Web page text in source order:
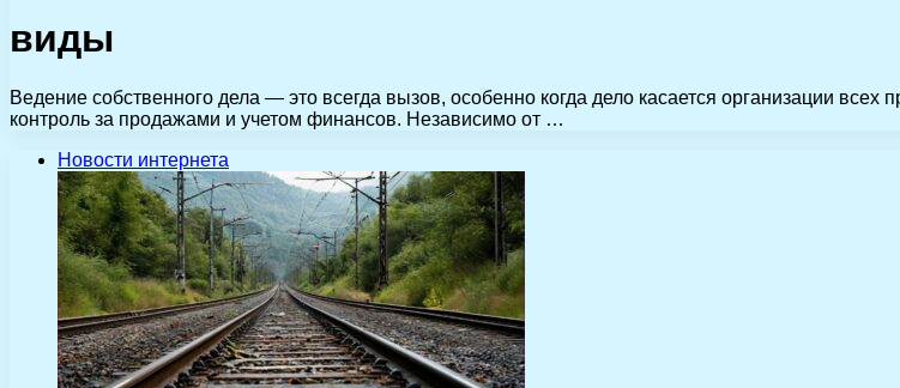
виды
Ведение собственного дела — это всегда вызов, особенно когда дело касается организации
контроль за продажами и учетом финансов. Независимо от …
Новости интернета